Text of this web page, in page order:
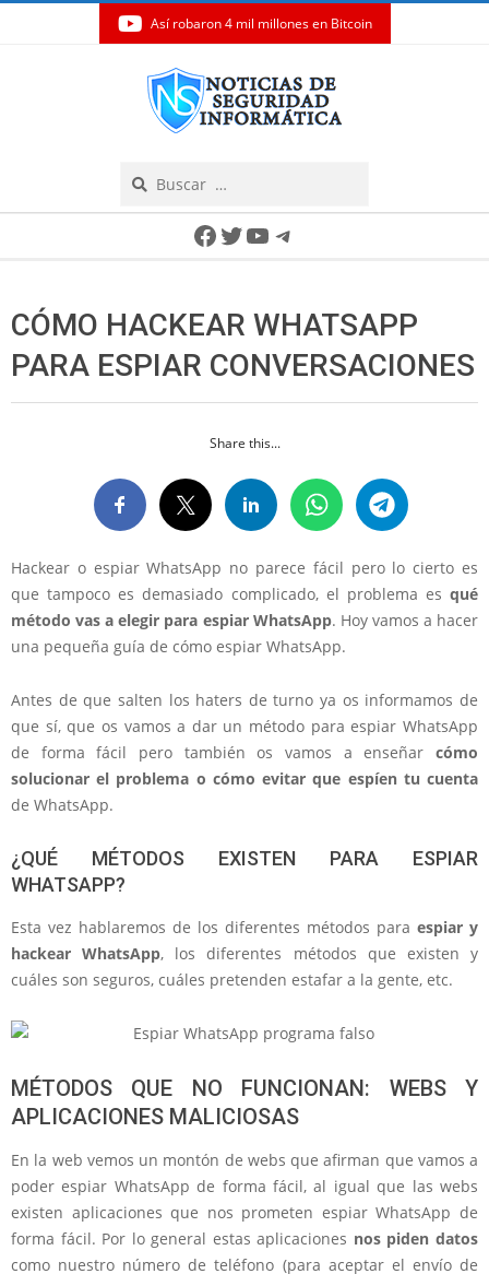
Así robaron 4 mil millones en Bitcoin
Facebook
Twitter
YouTube
Telegram
CÓMO HACKEAR WHATSAPP
PARA ESPIAR CONVERSACIONES
Share this...
Hackear o espiar WhatsApp no parece fácil pero lo cierto es
que tampoco es demasiado complicado, el problema es qué
método vas a elegir para espiar WhatsApp. Hoy vamos a hacer
una pequeña guía de cómo espiar WhatsApp.
Antes de que salten los haters de turno ya os informamos de
que sí, que os vamos a dar un método para espiar WhatsApp
de forma fácil pero también os vamos a enseñar cómo
solucionar el problema o cómo evitar que espíen tu cuenta
de WhatsApp.
¿QUÉ MÉTODOS EXISTEN PARA ESPIAR
WHATSAPP?
Esta vez hablaremos de los diferentes métodos para espiar y
hackear WhatsApp, los diferentes métodos que existen y
cuáles son seguros, cuáles pretenden estafar a la gente, etc.
MÉTODOS QUE NO FUNCIONAN: WEBS Y
APLICACIONES MALICIOSAS
En la web vemos un montón de webs que afirman que vamos a
poder espiar WhatsApp de forma fácil, al igual que las webs
existen aplicaciones que nos prometen espiar WhatsApp de
forma fácil. Por lo general estas aplicaciones nos piden datos
como nuestro número de teléfono (para aceptar el envío de